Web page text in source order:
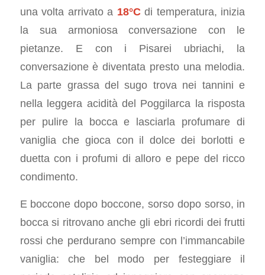
una volta arrivato a 18°Cdi temperatura, inizia
la sua armoniosa conversazione con le
pietanze. E con i Pisarei ubriachi, la
conversazione è diventata presto una melodia.
La parte grassa del sugo trova nei tannini e
nella leggera acidità del Poggilarca la risposta
per pulire la bocca e lasciarla profumare di
vaniglia che gioca con il dolce dei borlotti e
duetta con i profumi di alloro e pepe del ricco
condimento.
E boccone dopo boccone, sorso dopo sorso, in
bocca si ritrovano anche gli ebri ricordi dei frutti
rossi che perdurano sempre con l’immancabile
vaniglia: che bel modo per festeggiare il